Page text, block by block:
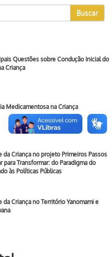
Buscar
Questões sobre Condução Inicial do
Criança
Medicamentosa na Criança
da Criança no projeto Primeiros Passos
para Transformar: do Paradigma do
às Políticas Públicas
da Criança no Território Yanomami e